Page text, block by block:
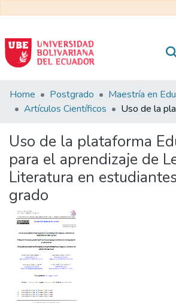
Communities
&
All of DSpace
Statistics
Home Postgrado
Artículos Científicos
Uso de la plataforma
para el aprendizaje de
Literatura en
grado